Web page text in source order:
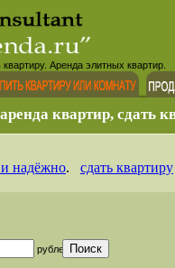
Аренда элитных квартир.
аренда квартир, сдать
надёжно. сдать квартиру
рублей